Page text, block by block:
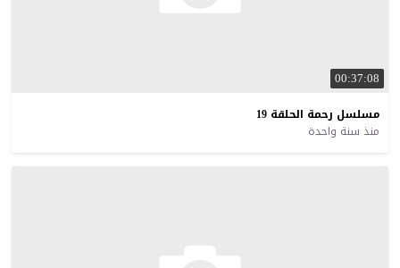
00:37:08
مسلسل رحمة الحلقة 19
منذ سنة واحدة